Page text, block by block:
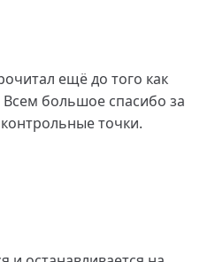
ещё до того как
Всем большое спасибо за
точки.